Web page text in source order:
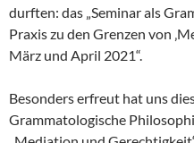
durften: das „Seminar als
Praxis zu den Grenzen von
März und April 2021“.
Besonders erfreut hat uns
Grammatologische